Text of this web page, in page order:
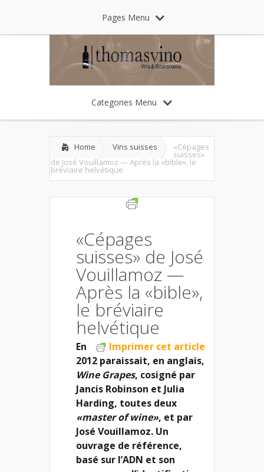
Pages Menu
Categories Menu
Home Vins suisses «Cépages
suisses»
de José Vouillamoz — Après la «bible», le
bréviaire helvétique
«Cépages
suisses» de José
Vouillamoz —
Après la «bible»,
le bréviaire
helvétique
Imprimer cet article
En
2012 paraissait, en anglais,
Wine Grapes, cosigné par
Jancis Robinson et Julia
Harding, toutes deux
«master of wine», et par
José Vouillamoz. Un
ouvrage de référence,
basé sur l’ADN et son